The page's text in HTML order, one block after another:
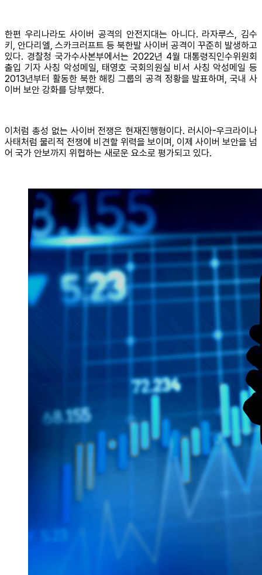
한편 우리나라도 사이버 공격의 안전지대는 아니다. 라자루스, 김수
키, 안다리엘, 스카크러프트 등 북한발 사이버 공격이 꾸준히 발생하고
있다. 경찰청 국가수사본부에서는 2022년 4월 대통령직인수위원회
출입 기자 사칭 악성메일, 태영호 국회의원실 비서 사칭 악성메일 등
2013년부터 활동한 북한 해킹 그룹의 공격 정황을 발표하며, 국내 사
이버 보안 강화를 당부했다.
이처럼 총성 없는 사이버 전쟁은 현재진행형이다. 러시아-우크라이나
사태처럼 물리적 전쟁에 비견할 위력을 보이며, 이제 사이버 보안을 넘
어 국가 안보까지 위협하는 새로운 요소로 평가되고 있다.